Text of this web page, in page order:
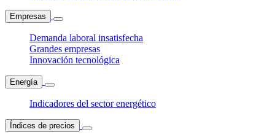
Empresas
Demanda laboral insatisfecha
Grandes empresas
Innovación tecnológica
Energía
Indicadores del sector energético
Índices de precios